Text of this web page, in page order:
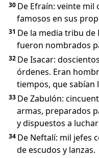
30 De Efraín: veinte mil
famosos en sus
31 De la media tribu
fueron nombrados
32 De Isacar:
órdenes. Eran
tiempos, que sabían
33 De Zabulón:
armas, preparados
y dispuestos a
34 De Neftalí: mil jefes
de escudos y lanzas.